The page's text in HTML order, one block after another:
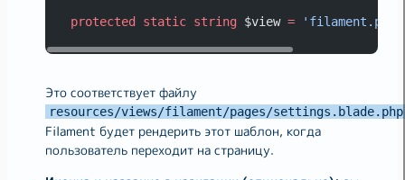
protected static string $view =
Это соответствует файлу
resources/views/filament/pages/settings.blade.php
Filament будет рендерить этот шаблон, когда
пользователь переходит на страницу.